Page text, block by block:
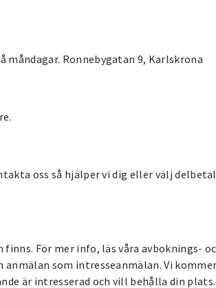
måndagar. Ronnebygatan 9, Karlskrona
oss så hjälper vi dig eller välj
För mer info, läs våra avboknings-
som intresseanmälan. Vi
är intresserad och vill behålla din plats.